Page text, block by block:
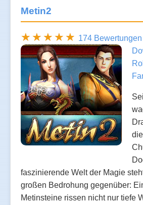
Metin2
174 Bewertungen
faszinierende Welt der Magie
großen Bedrohung gegenüber:
Metinsteine rissen nicht nur tiefe